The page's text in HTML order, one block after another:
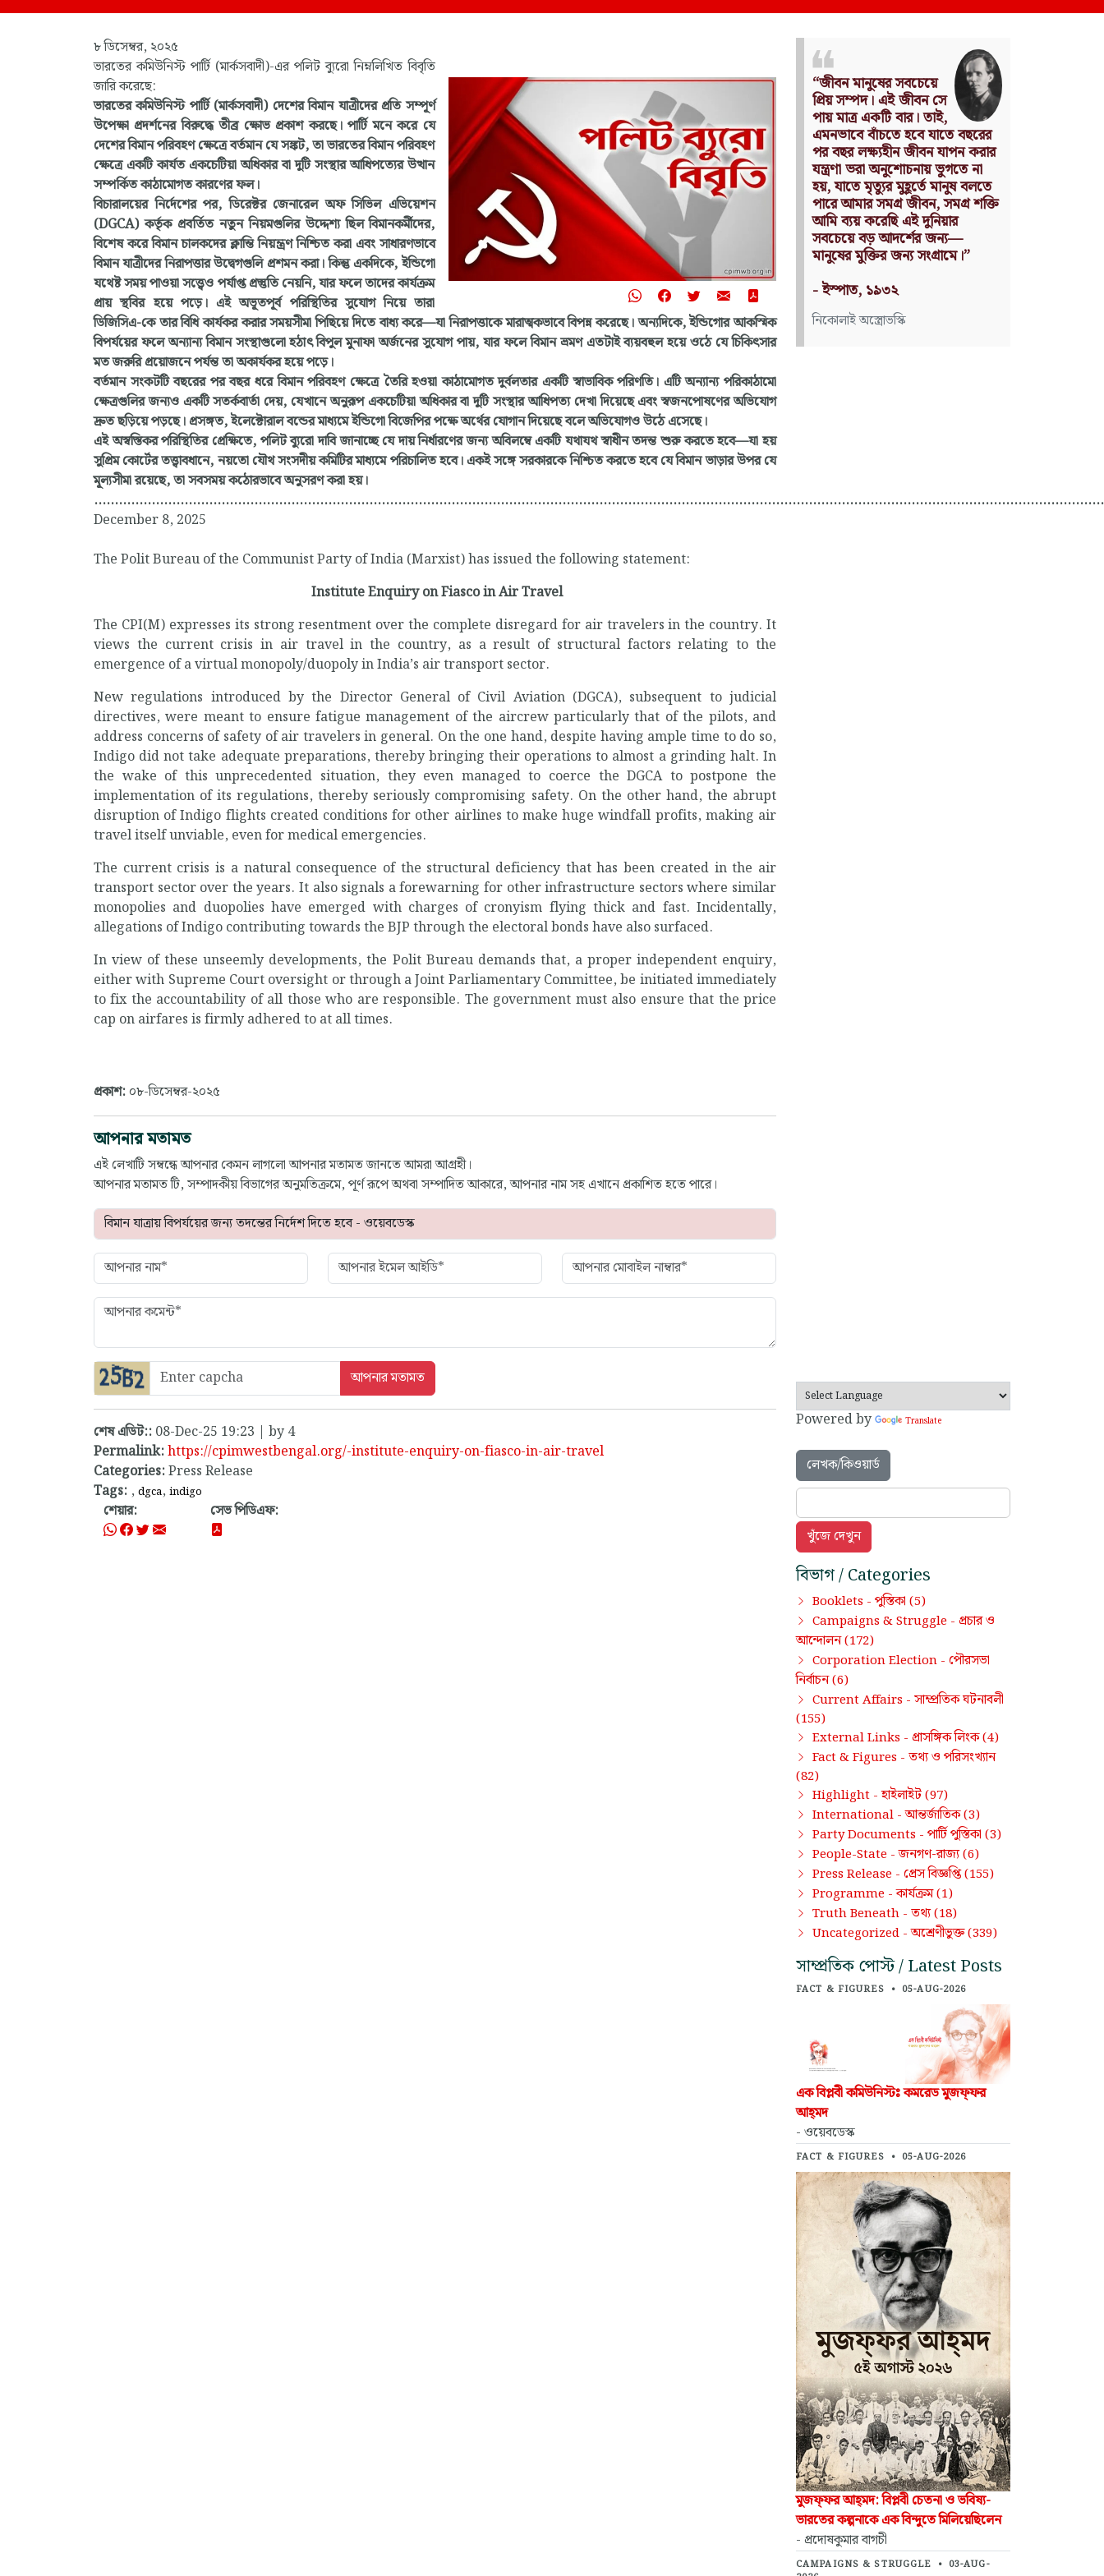
৮ ডিসেম্বর, ২০২৫
ভারতের কমিউনিস্ট পার্টি (মার্কসবাদী)-এর পলিট ব্যুরো নিম্নলিখিত বিবৃতি
জারি করেছে:
ভারতের কমিউনিস্ট পার্টি (মার্কসবাদী) দেশের বিমান যাত্রীদের প্রতি সম্পূর্ণ
উপেক্ষা প্রদর্শনের বিরুদ্ধে তীব্র ক্ষোভ প্রকাশ করছে। পার্টি মনে করে যে
দেশের বিমান পরিবহণ ক্ষেত্রে বর্তমান যে সঙ্কট, তা ভারতের বিমান পরিবহণ
ক্ষেত্রে একটি কার্যত একচেটিয়া অধিকার বা দুটি সংস্থার আধিপত্যের উত্থান
সম্পর্কিত কাঠামোগত কারণের ফল।
বিচারালয়ের নির্দেশের পর, ডিরেক্টর জেনারেল অফ সিভিল এভিয়েশন
(DGCA) কর্তৃক প্রবর্তিত নতুন নিয়মগুলির উদ্দেশ্য ছিল বিমানকর্মীদের,
বিশেষ করে বিমান চালকদের ক্লান্তি নিয়ন্ত্রণ নিশ্চিত করা এবং সাধারণভাবে
বিমান যাত্রীদের নিরাপত্তার উদ্বেগগুলি প্রশমন করা। কিন্তু একদিকে, ইন্ডিগো
যথেষ্ট সময় পাওয়া সত্ত্বেও পর্যাপ্ত প্রস্তুতি নেয়নি, যার ফলে তাদের কার্যক্রম
প্রায় স্থবির হয়ে পড়ে। এই অভূতপূর্ব পরিস্থিতির সুযোগ নিয়ে তারা
ডিজিসিএ-কে তার বিধি কার্যকর করার সময়সীমা পিছিয়ে দিতে বাধ্য করে—যা নিরাপত্তাকে মারাত্মকভাবে বিপন্ন করেছে। অন্যদিকে, ইন্ডিগোর আকস্মিক
বিপর্যয়ের ফলে অন্যান্য বিমান সংস্থাগুলো হঠাৎ বিপুল মুনাফা অর্জনের সুযোগ পায়, যার ফলে বিমান ভ্রমণ এতটাই ব্যয়বহুল হয়ে ওঠে যে চিকিৎসার
মত জরুরি প্রয়োজনে পর্যন্ত তা অকার্যকর হয়ে পড়ে।
বর্তমান সংকটটি বছরের পর বছর ধরে বিমান পরিবহণ ক্ষেত্রে তৈরি হওয়া কাঠামোগত দুর্বলতার একটি স্বাভাবিক পরিণতি। এটি অন্যান্য পরিকাঠামো
ক্ষেত্রগুলির জন্যও একটি সতর্কবার্তা দেয়, যেখানে অনুরূপ একচেটিয়া অধিকার বা দুটি সংস্থার আধিপত্য দেখা দিয়েছে এবং স্বজনপোষণের অভিযোগ
দ্রুত ছড়িয়ে পড়ছে। প্রসঙ্গত, ইলেক্টোরাল বন্ডের মাধ্যমে ইন্ডিগো বিজেপির পক্ষে অর্থের যোগান দিয়েছে বলে অভিযোগও উঠে এসেছে।
এই অস্বস্তিকর পরিস্থিতির প্রেক্ষিতে, পলিট ব্যুরো দাবি জানাচ্ছে যে দায় নির্ধারণের জন্য অবিলম্বে একটি যথাযথ স্বাধীন তদন্ত শুরু করতে হবে—যা হয়
সুপ্রিম কোর্টের তত্ত্বাবধানে, নয়তো যৌথ সংসদীয় কমিটির মাধ্যমে পরিচালিত হবে। একই সঙ্গে সরকারকে নিশ্চিত করতে হবে যে বিমান ভাড়ার উপর যে
মূল্যসীমা রয়েছে, তা সবসময় কঠোরভাবে অনুসরণ করা হয়।
December 8, 2025
The Polit Bureau of the Communist Party of India (Marxist) has issued the following statement:
Institute Enquiry on Fiasco in Air Travel
The CPI(M) expresses its strong resentment over the complete disregard for air travelers in the country. It
views the current crisis in air travel in the country, as a result of structural factors relating to the
emergence of a virtual monopoly/duopoly in India’s air transport sector.
New regulations introduced by the Director General of Civil Aviation (DGCA), subsequent to judicial
directives, were meant to ensure fatigue management of the aircrew particularly that of the pilots, and
address concerns of safety of air travelers in general. On the one hand, despite having ample time to do so,
Indigo did not take adequate preparations, thereby bringing their operations to almost a grinding halt. In
the wake of this unprecedented situation, they even managed to coerce the DGCA to postpone the
implementation of its regulations, thereby seriously compromising safety. On the other hand, the abrupt
disruption of Indigo flights created conditions for other airlines to make huge windfall profits, making air
travel itself unviable, even for medical emergencies.
The current crisis is a natural consequence of the structural deficiency that has been created in the air
transport sector over the years. It also signals a forewarning for other infrastructure sectors where similar
monopolies and duopolies have emerged with charges of cronyism flying thick and fast. Incidentally,
allegations of Indigo contributing towards the BJP through the electoral bonds have also surfaced.
In view of these unseemly developments, the Polit Bureau demands that, a proper independent enquiry,
either with Supreme Court oversight or through a Joint Parliamentary Committee, be initiated immediately
to fix the accountability of all those who are responsible. The government must also ensure that the price
cap on airfares is firmly adhered to at all times.
প্রকাশ: ০৮-ডিসেম্বর-২০২৫
আপনার মতামত
এই লেখাটি সম্বন্ধে আপনার কেমন লাগলো আপনার মতামত জানতে আমরা আগ্রহী।
আপনার মতামত টি, সম্পাদকীয় বিভাগের অনুমতিক্রমে, পূর্ণ রূপে অথবা সম্পাদিত আকারে, আপনার নাম সহ এখানে প্রকাশিত হতে পারে।
শেষ এডিট:: 08-Dec-25 19:23 | by 4
Permalink:https://cpimwestbengal.org/-institute-enquiry-on-fiasco-in-air-travel
Categories:Press Release
Tags: , dgca, indigo
শেয়ার: সেভ পিডিএফ:
“জীবন মানুষের সবচেয়ে
প্রিয় সম্পদ। এই জীবন সে
পায় মাত্র একটি বার। তাই,
এমনভাবে বাঁচতে হবে যাতে বছরের
পর বছর লক্ষ্যহীন জীবন যাপন করার
যন্ত্রণা ভরা অনুশোচনায় ভুগতে না
হয়, যাতে মৃত্যুর মুহূর্তে মানুষ বলতে
পারে আমার সমগ্র জীবন, সমগ্র শক্তি
আমি ব্যয় করেছি এই দুনিয়ার
সবচেয়ে বড় আদর্শের জন্য—
মানুষের মুক্তির জন্য সংগ্রামে।”
- ইস্পাত, ১৯৩২
নিকোলাই অস্ত্রোভস্কি
Nothing can have value
without being an object of
utility.
Source: Das Kapital
(Volume I, Chapter 1)
কার্ল মার্কস
Powered by Translate
লেখক/কিওয়ার্ড
বিভাগ / Categories
Booklets - পুস্তিকা (5)
Campaigns & Struggle - প্রচার ও
আন্দোলন(172)
Corporation Election - পৌরসভা
নির্বাচন(6)
Current Affairs - সাম্প্রতিক ঘটনাবলী
(155)
External Links - প্রাসঙ্গিক লিংক(4)
Fact & Figures - তথ্য ও পরিসংখ্যান
(82)
Highlight -হাইলাইট(97)
International -আন্তর্জাতিক(3)
Party Documents - পার্টি পুস্তিকা (3)
People-State -জনগণ-রাজ্য(6)
Press Release - প্রেস বিজ্ঞপ্তি(155)
Programme -কার্যক্রম(1)
Truth Beneath - তথ্য(18)
Uncategorized -অশ্রেণীভুক্ত(339)
সাম্প্রতিক পোস্ট / Latest Posts
FACT & FIGURES • 05-AUG-2026
এক বিপ্লবী কমিউনিস্টঃ কমরেড মুজফ্‌ফর
আহ্‌মদ
- ওয়েবডেস্ক
FACT & FIGURES • 05-AUG-2026
মুজফ্‌ফর আহ্‌মদ: বিপ্লবী চেতনা ও ভবিষ্য-
ভারতের কল্পনাকে এক বিন্দুতে মিলিয়েছিলেন
- প্রদোষকুমার বাগচী
CAMPAIGNS & STRUGGLE • 03-AUG-